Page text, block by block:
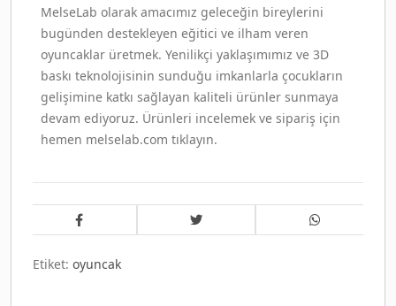
MelseLab olarak amacımız geleceğin bireylerini
bugünden destekleyen eğitici ve ilham veren
oyuncaklar üretmek. Yenilikçi yaklaşımımız ve 3D
baskı teknolojisinin sunduğu imkanlarla çocukların
gelişimine katkı sağlayan kaliteli ürünler sunmaya
devam ediyoruz. Ürünleri incelemek ve sipariş için
hemen melselab.com tıklayın.
Etiket: oyuncak